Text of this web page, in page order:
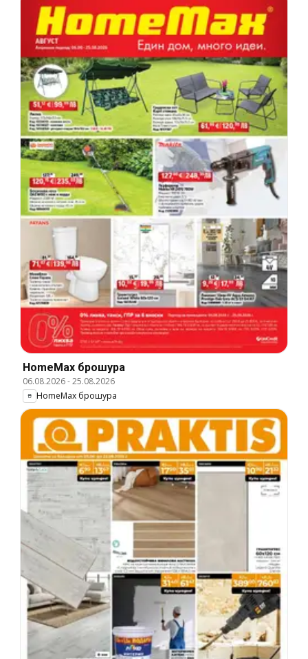
HomeMax брошура
06.08.2026-25.08.2026
HomeMax брошура